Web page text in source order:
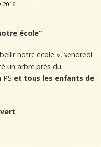
2016
école”
notre école », vendredi
un arbre près du
PS et tous les enfants de